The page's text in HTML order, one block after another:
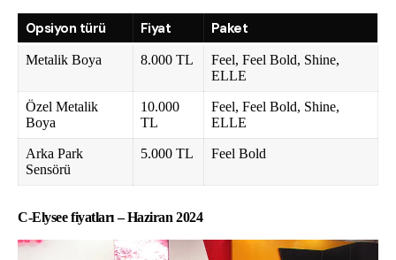
Opsiyon türü Fiyat Paket
Metalik Boya 8.000 TL
Feel, Feel Bold, Shine,
ELLE
Özel Metalik
Boya
10.000
TL
Feel, Feel Bold, Shine,
ELLE
Arka Park
Sensörü
5.000 TL Feel Bold
C-Elysee fiyatları – Haziran 2024